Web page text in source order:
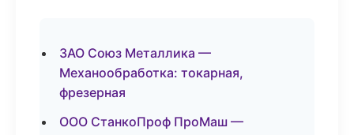
ЗАО Союз Металлика —
Механообработка: токарная,
фрезерная
ООО СтанкоПроф ПроМаш —